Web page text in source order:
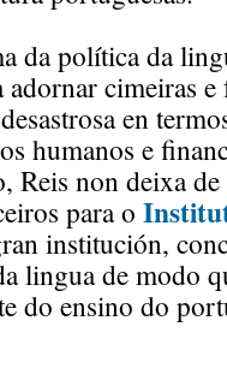
da política da
cimeiras
en
humanos e
Reis non deixa
para o
institución,
lingua de modo
do ensino do